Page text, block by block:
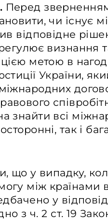
Перед
чи існує
відповідне
визнання
метою в
України,
знайти всі
так і
що у випадку,
між країнами
у
з ч. 2 ст. 19